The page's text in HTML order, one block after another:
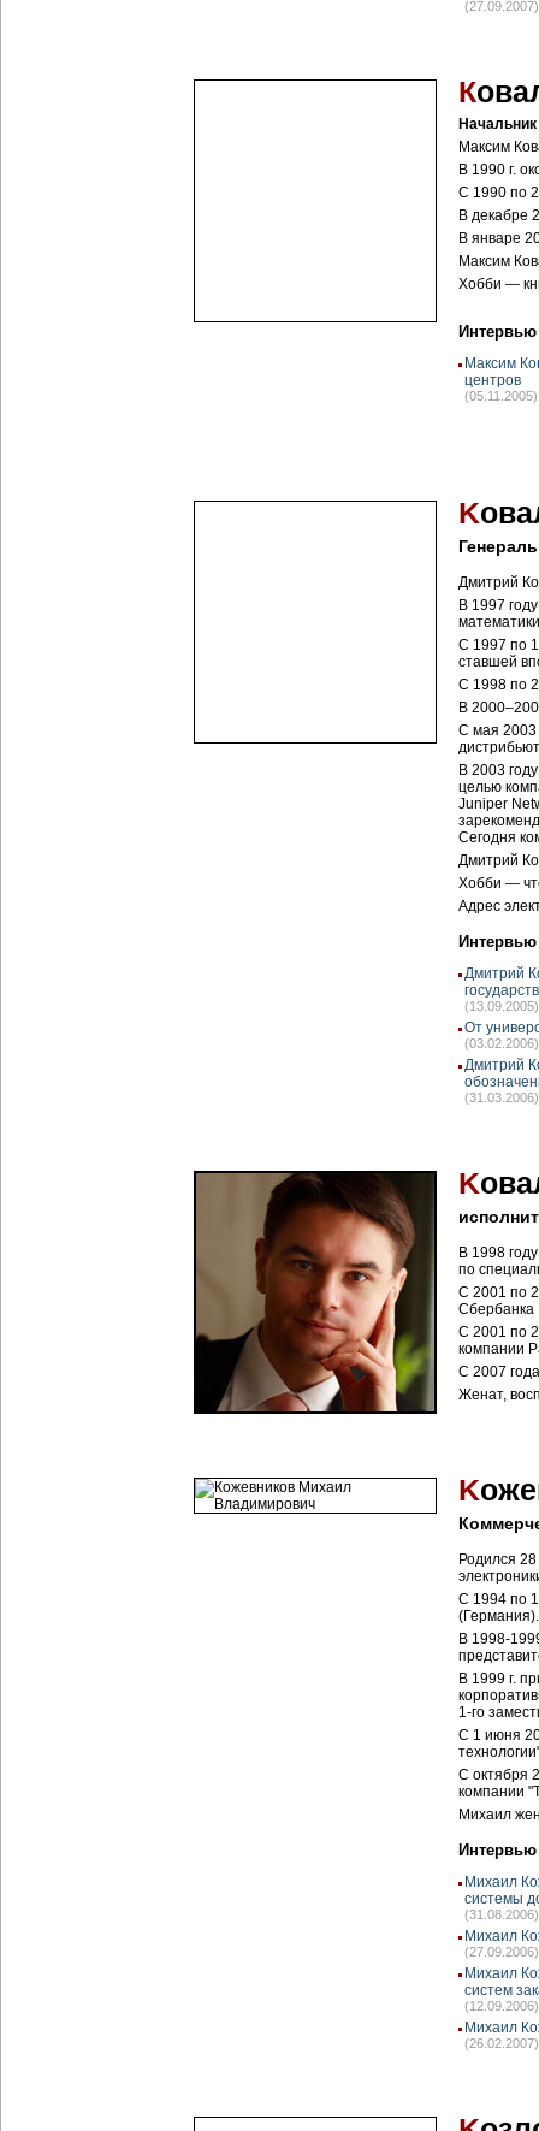
(27.09.2007)
К
Максим
В 1990 г.
С 1990 по
В декабре
В январе
Максим
Хобби —
Интервью
Максим
центров
(05.11.2005)
K
Дмитрий
В 1997
С 1997 по
ставшей
С 1998 по
В
С мая 2003
В 2003
целью
Juniper
Сегодня
Дмитрий
Хобби —
Адрес
Интервью
Дмитрий
(13.09.2005)
От
(03.02.2006)
Дмитрий
(31.03.2006)
K
В 1998
по
С 2001 по
Сбербанка
С 2001 по
компании
С 2007
Женат,
K
Родился
C 1994 по
(Германия).
В 1998-
В 1999 г.
1-го
С 1 июня
С октября
компании
Михаил
Интервью
Михаил
системы
(31.08.2006)
Михаил
(27.09.2006)
Михаил
систем
(12.09.2006)
Михаил
(26.02.2007)